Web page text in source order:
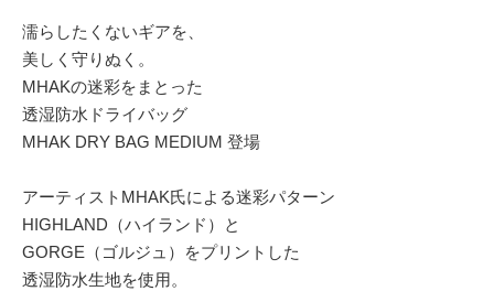
濡らしたくないギアを、
美しく守りぬく。
MHAKの迷彩をまとった
透湿防水ドライバッグ
MHAK DRY BAG MEDIUM 登場
アーティストMHAK氏による迷彩パターン
HIGHLAND（ハイランド）と
GORGE（ゴルジュ）をプリントした
透湿防水生地を使用。